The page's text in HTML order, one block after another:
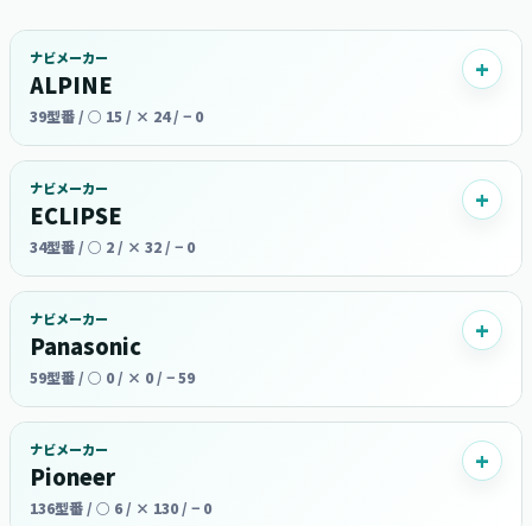
ナビメーカー
ALPINE
39型番 / ○ 15 / × 24 / − 0
ナビメーカー
ECLIPSE
34型番 / ○ 2 / × 32 / − 0
ナビメーカー
Panasonic
59型番 / ○ 0 / × 0 / − 59
ナビメーカー
Pioneer
136型番 / ○ 6 / × 130 / − 0